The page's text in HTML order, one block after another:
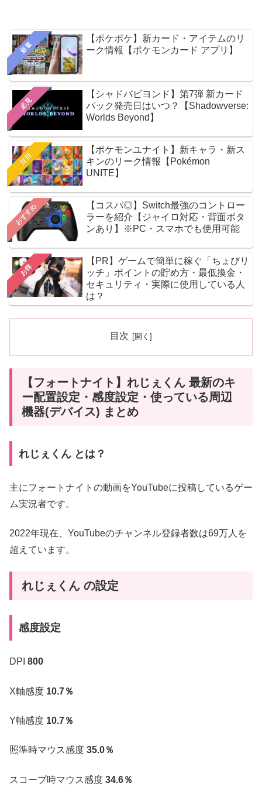
新着
【ポケポケ】新カード・アイテムのリ
ーク情報【ポケモンカード アプリ】
必見
【シャドバビヨンド】第7弾 新カード
パック発売日はいつ？【Shadowverse:
Worlds Beyond】
注目
【ポケモンユナイト】新キャラ・新ス
キンのリーク情報【Pokémon
UNITE】
おすすめ
【コスパ◎】Switch最強のコントロー
ラーを紹介【ジャイロ対応・背面ボタ
ンあり】※PC・スマホでも使用可能
お得
【PR】ゲームで簡単に稼ぐ「ちょびリ
ッチ」ポイントの貯め方・最低換金・
セキュリティ・実際に使用している人
は？
目次
【フォートナイト】れじぇくん 最新のキ
ー配置設定・感度設定・使っている周辺
機器(デバイス) まとめ
れじぇくん とは？
主にフォートナイトの動画をYouTubeに投稿しているゲー
ム実況者です。
2022年現在、YouTubeのチャンネル登録者数は69万人を
超えています。
れじぇくん の設定
感度設定
DPI 800
X軸感度 10.7％
Y軸感度 10.7％
照準時マウス感度 35.0％
スコープ時マウス感度 34.6％